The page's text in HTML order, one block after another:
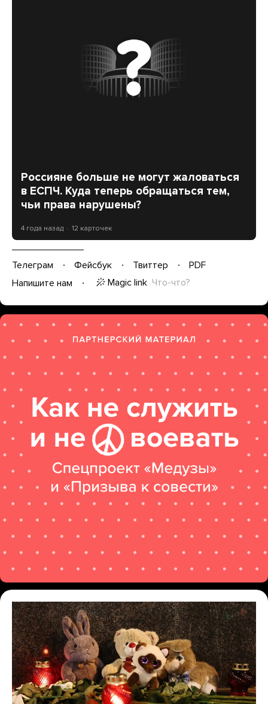
Россияне больше не могут жаловаться
в ЕСПЧ. Куда теперь обращаться тем,
чьи права нарушены?
4 года назад 12 карточек
Телеграм Фейсбук Твиттер
PDF
Напишите нам
Magic link Что-что?